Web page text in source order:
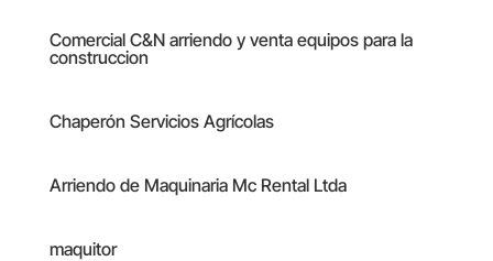
Comercial C&N arriendo y venta equipos para la
construccion
Chaperón Servicios Agrícolas
Arriendo de Maquinaria Mc Rental Ltda
maquitor